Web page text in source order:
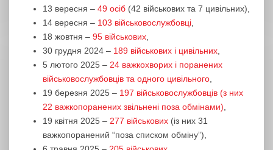
13 вересня – 49 осіб (42 військових та 7 цивільних),
14 вересня – 103 військовослужбовці
18 жовтня – 95 військових
30 грудня 2024 – 189 військових і цивільних
5 лютого 2025 – 24 важкохворих і поранених
військовослужбовців та одного цивільного
19 березня 2025 – 197 військовослужбовців (з них
22 важкопоранених звільнені поза обмінами)
19 квітня 2025 – 277 військових (із них 31
важкопоранений “поза списком обміну”),